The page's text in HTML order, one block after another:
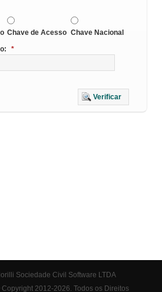
Chave de Acesso Chave Nacional
*
Verificar
Sociedade Civil Software LTDA
2012-2026. Todos os Direitos